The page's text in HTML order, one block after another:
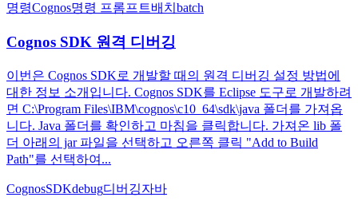
명령Cognos명령 프롬프트배치 batch
Cognos SDK 원격 디버깅
이번은 Cognos SDK로 개발할 때의 원격 디버깅 설정 방법에
대한 정보 소개입니다. Cognos SDK를 Eclipse 도구로 개발하려
면 C:\Program Files\IBM\cognos\c10_64\sdk\java 폴더를 가져옵
니다. Java 폴더를 확인하고 마침을 클릭합니다. 가져온 lib 폴
더 아래의 jar 파일을 선택하고 오른쪽 클릭 "Add to Build
Path"를 선택하여...
CognosSDKdebug디버깅자바